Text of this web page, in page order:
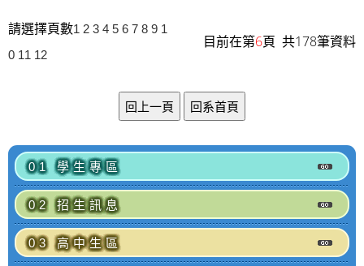
請選擇頁數1 2 3 4 5 6 7 8 9 1
0 11 12
目前在第6頁 共178筆資料
01 學生專區
02 招生訊息
03 高中生區